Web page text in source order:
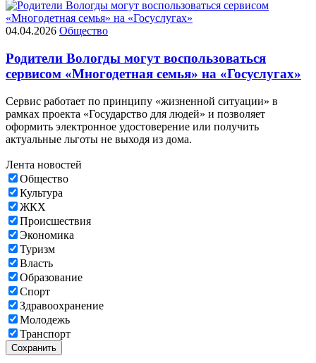
04.04.2026 Общество
Родители Вологды могут воспользоваться
сервисом «Многодетная семья» на «Госуслугах»
Сервис работает по принципу «жизненной ситуации» в
рамках проекта «Государство для людей» и позволяет
оформить электронное удостоверение или получить
актуальные льготы не выходя из дома.
Лента новостей
Общество
Культура
ЖКХ
Происшествия
Экономика
Туризм
Власть
Образование
Спорт
Здравоохранение
Молодежь
Транспорт
Сохранить